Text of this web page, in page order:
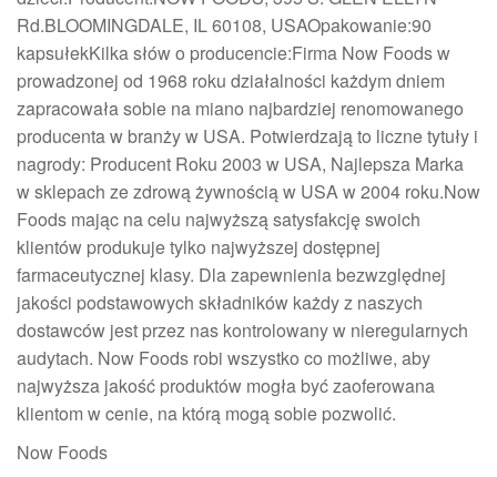
Rd.BLOOMINGDALE, IL 60108, USAOpakowanie:90
kapsułekKilka słów o producencie:Firma Now Foods w
prowadzonej od 1968 roku działalności każdym dniem
zapracowała sobie na miano najbardziej renomowanego
producenta w branży w USA. Potwierdzają to liczne tytuły i
nagrody: Producent Roku 2003 w USA, Najlepsza Marka
w sklepach ze zdrową żywnością w USA w 2004 roku.Now
Foods mając na celu najwyższą satysfakcję swoich
klientów produkuje tylko najwyższej dostępnej
farmaceutycznej klasy. Dla zapewnienia bezwzględnej
jakości podstawowych składników każdy z naszych
dostawców jest przez nas kontrolowany w nieregularnych
audytach. Now Foods robi wszystko co możliwe, aby
najwyższa jakość produktów mogła być zaoferowana
klientom w cenie, na którą mogą sobie pozwolić.
Now Foods